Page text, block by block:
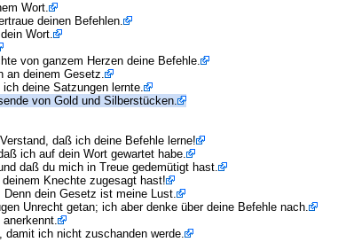
Wort.
deinen Befehlen.
Wort.
von ganzem Herzen deine Befehle.
an deinem Gesetz.
deine Satzungen lernte.
von Gold und Silberstücken.
daß ich deine Befehle lerne!
ich auf dein Wort gewartet habe.
daß du mich in Treue gedemütigt hast.
Knechte zugesagt hast!
dein Gesetz ist meine Lust.
Unrecht getan; ich aber denke über deine Befehle nach.
ich nicht zuschanden werde.